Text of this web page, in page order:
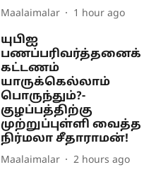
Maalaimalar 1 hour ago
யுபிஐ
பணப்பரிவர்த்தனைக்
கட்டணம்
யாருக்கெல்லாம்
பொருந்தும்?-
குழப்பத்திற்கு
முற்றுப்புள்ளி வைத்த
நிர்மலா சீதாராமன்!
Maalaimalar 2 hours ago